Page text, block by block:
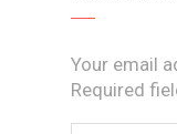
Your email
Required